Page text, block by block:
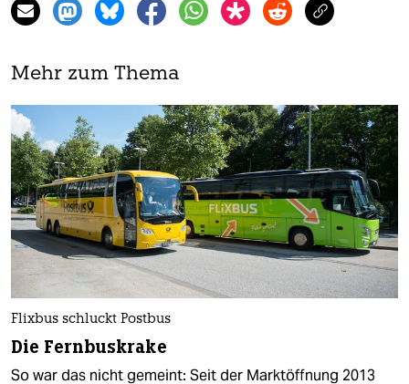
Mehr zum Thema
Flixbus schluckt Postbus
Die Fernbuskrake
So war das nicht gemeint: Seit der Marktöffnung 2013